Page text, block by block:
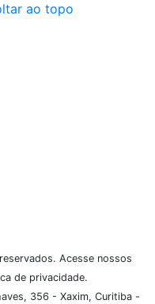
ao topo
Acesse nossos
de privacidade.
356 - Xaxim, Curitiba -